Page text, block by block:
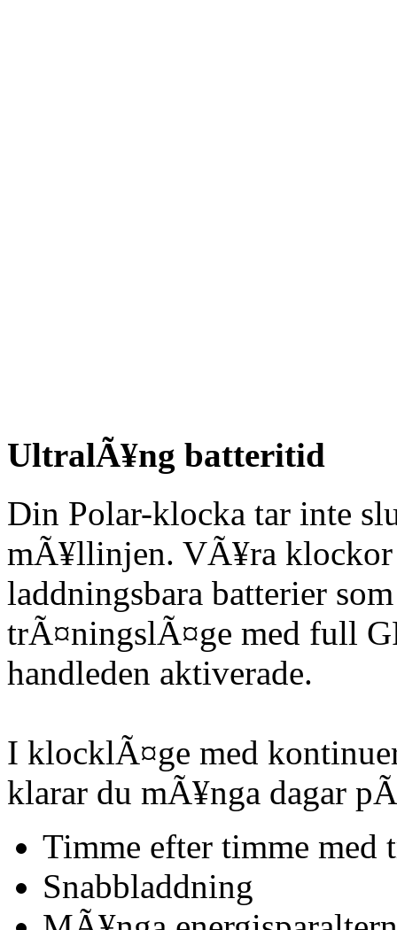
UltralÃ¥ng batteritid
Din Polar-klocka tar inte
mÃ¥llinjen. VÃ¥ra klockor
laddningsbara batterier
trÃ¤ningslÃ¤ge med full
handleden aktiverade.
I klocklÃ¤ge med
klarar du mÃ¥nga dagar
Timme efter timme med
Snabbladdning